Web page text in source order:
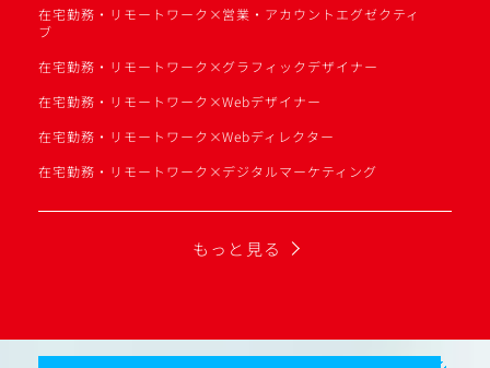
在宅勤務・リモートワーク×営業・アカウントエグゼクティ
ブ
在宅勤務・リモートワーク×グラフィックデザイナー
在宅勤務・リモートワーク×Webデザイナー
在宅勤務・リモートワーク×Webディレクター
在宅勤務・リモートワーク×デジタルマーケティング
もっと見る